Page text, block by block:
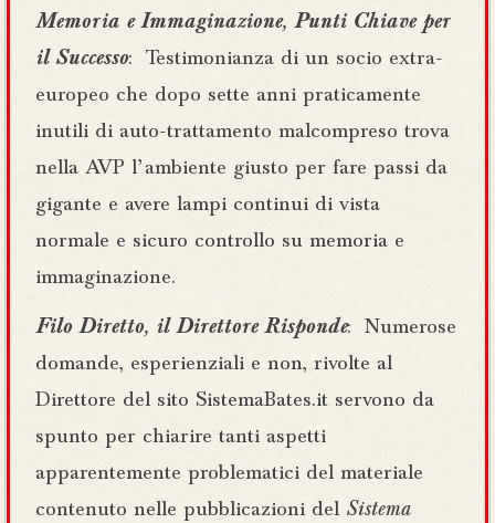
Memoria e Immaginazione, Punti Chiave per
il Successo: Testimonianza di un socio extra-
europeo che dopo sette anni praticamente
inutili di auto-trattamento malcompreso trova
nella AVP l’ ambiente giusto per fare passi da
gigante e avere lampi continui di vista
normale e sicuro controllo su memoria e
immaginazione.
Filo Diretto, il Direttore Risponde: Numerose
domande, esperienziali e non, rivolte al
Direttore del sito SistemaBates.it servono da
spunto per chiarire tanti aspetti
apparentemente problematici del materiale
contenuto nelle pubblicazioni del Sistema